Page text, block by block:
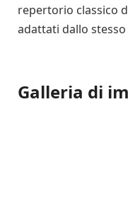
repertorio classico
adattati dallo
Galleria di